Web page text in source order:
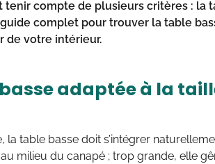
tenir compte de plusieurs critères : la
guide complet pour trouver la table
de votre intérieur.
adaptée à la
la table basse doit s’intégrer
milieu du canapé ; trop grande, elle